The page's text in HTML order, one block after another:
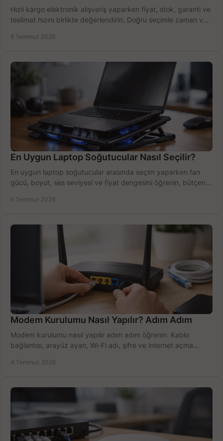
Hızlı kargo elektronik alışveriş yaparken fiyat, stok, garanti ve
teslimat hızını birlikte değerlendirin. Doğru seçimle zaman ve
8 Temmuz 2026
En Uygun Laptop Soğutucular Nasıl Seçilir?
En uygun laptop soğutucular arasında seçim yaparken fan
gücü, boyut, ses seviyesi ve fiyat dengesini öğrenin, bütçenizi
6 Temmuz 2026
Modem Kurulumu Nasıl Yapılır? Adım Adım
Modem kurulumu nasıl yapılır adım adım öğrenin. Kablo
bağlantısı, arayüz ayarı, Wi-Fi adı, şifre ve internet açma
4 Temmuz 2026